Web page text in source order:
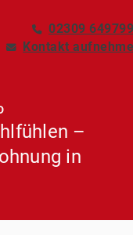
02309
Kontakt
–
in